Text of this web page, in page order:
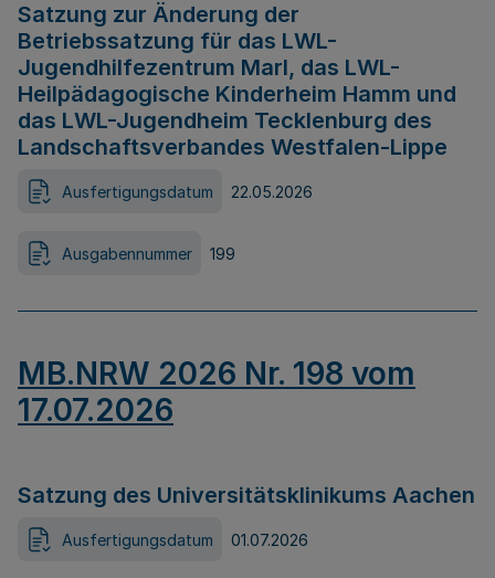
Satzung zur Änderung der
Betriebssatzung für das LWL-
Jugendhilfezentrum Marl, das LWL-
Heilpädagogische Kinderheim Hamm und
das LWL-Jugendheim Tecklenburg des
Landschaftsverbandes Westfalen-Lippe
Ausfertigungsdatum 22.05.2026
Ausgabennummer 199
MB.NRW 2026 Nr. 198 vom
17.07.2026
Satzung des Universitätsklinikums Aachen
Ausfertigungsdatum 01.07.2026